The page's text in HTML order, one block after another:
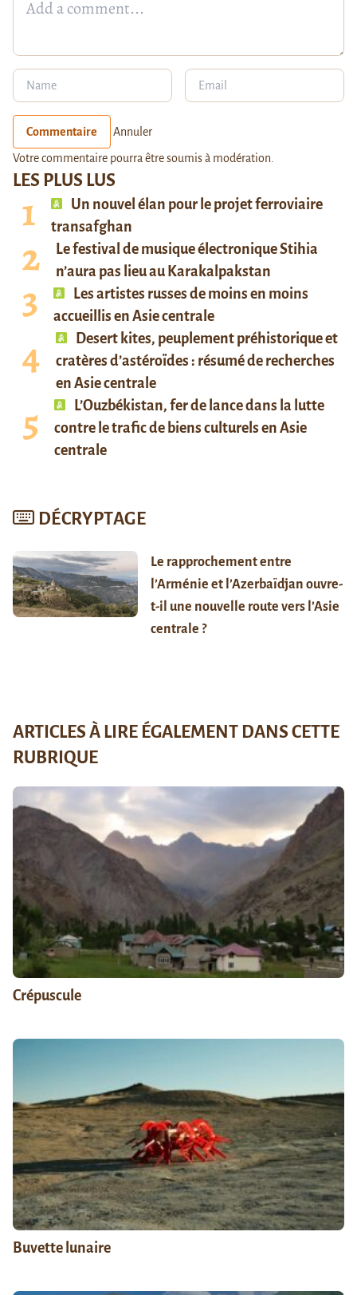
LES PLUS LUS
Un nouvel élan pour le projet ferroviaire
transafghan
Le festival de musique électronique Stihia
n’aura pas lieu au Karakalpakstan
Les artistes russes de moins en moins
accueillis en Asie centrale
Desert kites, peuplement préhistorique et
cratères d’astéroïdes : résumé de recherches
en Asie centrale
L’Ouzbékistan, fer de lance dans la lutte
contre le trafic de biens culturels en Asie
centrale
DÉCRYPTAGE
Le rapprochement entre
l’Arménie et l’Azerbaïdjan ouvre-
t-il une nouvelle route vers l’Asie
centrale ?
Commentaire Annuler
Votre commentaire pourra être soumis à modération.
ARTICLES À LIRE ÉGALEMENT DANS CETTE
RUBRIQUE
Crépuscule
Buvette lunaire